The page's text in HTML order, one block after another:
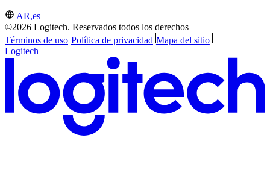
AR,es
©2026 Logitech. Reservados todos los derechos
Términos de uso Política de privacidad Mapa del sitio
Logitech